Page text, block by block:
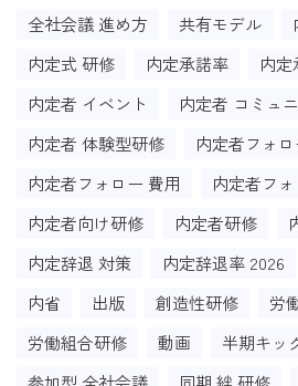
全社会議 進め方
共有モデル
内定式 研修
内定承諾率
内定
内定者 イベント
内定者 コミュ
内定者 体験型研修
内定者フォロ
内定者フォロー 費用
内定者フ
内定者向け研修
内定者研修
内定辞退 対策
内定辞退率 2026
内省
出版 創造性研修
労
労働組合研修
動画
半期キッ